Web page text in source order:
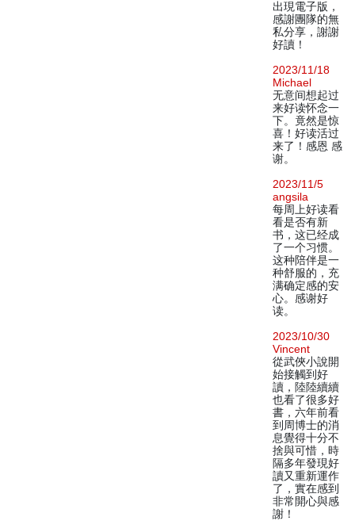
出現電子版，
感謝團隊的無
私分享，謝謝
好讀！
2023/11/18
Michael
无意间想起过
来好读怀念一
下。竟然是惊
喜！好读活过
来了！感恩 感
谢。
2023/11/5
angsila
每周上好读看
看是否有新
书，这已经成
了一个习惯。
这种陪伴是一
种舒服的，充
满确定感的安
心。感谢好
读。
2023/10/30
Vincent
從武俠小說開
始接觸到好
讀，陸陸續續
也看了很多好
書，六年前看
到周博士的消
息覺得十分不
捨與可惜，時
隔多年發現好
讀又重新運作
了，實在感到
非常開心與感
謝！